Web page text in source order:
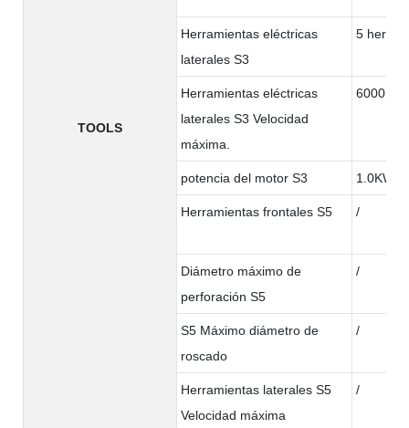
TOOLS
Herramientas eléctricas
laterales S3
5
Herramientas eléctricas
laterales S3 Velocidad
máxima.
6000rpm
potencia del motor S3 1.0KW
Herramientas frontales S5 /
Diámetro máximo de
perforación S5
/
S5 Máximo diámetro de
roscado
/
Herramientas laterales S5
Velocidad máxima
/